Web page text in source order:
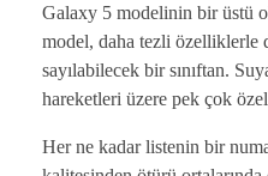
Galaxy 5 modelinin bir üstü
model, daha tezli özelliklerle
sayılabilecek bir sınıftan.
hareketleri üzere pek çok
Her ne kadar listenin bir